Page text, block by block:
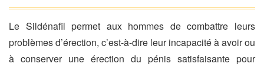
Le Sildénafil permet aux hommes de combattre leurs
problèmes d’érection, c’est-à-dire leur incapacité à avoir ou
à conserver une érection du pénis satisfaisante pour